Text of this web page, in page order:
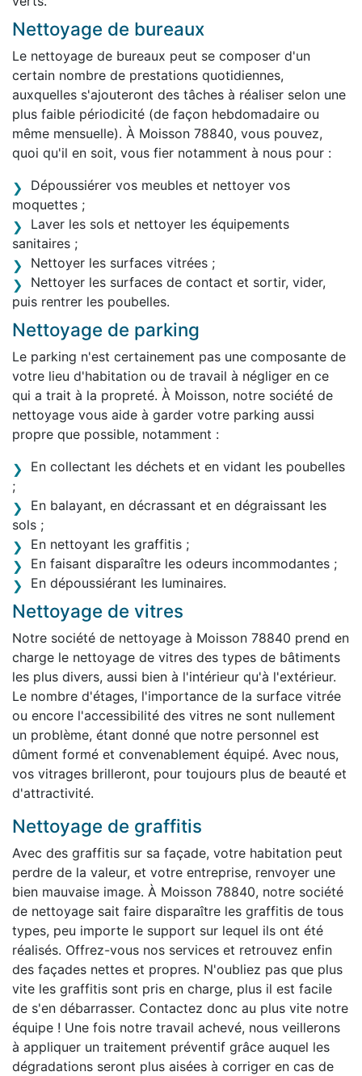
Nettoyage de bureaux
Le nettoyage de bureaux peut se composer d'un
certain nombre de prestations quotidiennes,
auxquelles s'ajouteront des tâches à réaliser selon une
plus faible périodicité (de façon hebdomadaire ou
même mensuelle). À Moisson 78840, vous pouvez,
quoi qu'il en soit, vous fier notamment à nous pour :
Dépoussiérer vos meubles et nettoyer vos
moquettes ;
Laver les sols et nettoyer les équipements
sanitaires ;
Nettoyer les surfaces vitrées ;
Nettoyer les surfaces de contact et sortir, vider,
puis rentrer les poubelles.
Nettoyage de parking
Le parking n'est certainement pas une composante de
votre lieu d'habitation ou de travail à négliger en ce
qui a trait à la propreté. À Moisson, notre société de
nettoyage vous aide à garder votre parking aussi
propre que possible, notamment :
En collectant les déchets et en vidant les poubelles
;
En balayant, en décrassant et en dégraissant les
sols ;
En nettoyant les graffitis ;
En faisant disparaître les odeurs incommodantes ;
En dépoussiérant les luminaires.
Nettoyage de vitres
Notre société de nettoyage à Moisson 78840 prend en
charge le nettoyage de vitres des types de bâtiments
les plus divers, aussi bien à l'intérieur qu'à l'extérieur.
Le nombre d'étages, l'importance de la surface vitrée
ou encore l'accessibilité des vitres ne sont nullement
un problème, étant donné que notre personnel est
dûment formé et convenablement équipé. Avec nous,
vos vitrages brilleront, pour toujours plus de beauté et
d'attractivité.
Nettoyage de graffitis
Avec des graffitis sur sa façade, votre habitation peut
perdre de la valeur, et votre entreprise, renvoyer une
bien mauvaise image. À Moisson 78840, notre société
de nettoyage sait faire disparaître les graffitis de tous
types, peu importe le support sur lequel ils ont été
réalisés. Offrez-vous nos services et retrouvez enfin
des façades nettes et propres. N'oubliez pas que plus
vite les graffitis sont pris en charge, plus il est facile
de s'en débarrasser. Contactez donc au plus vite notre
équipe ! Une fois notre travail achevé, nous veillerons
à appliquer un traitement préventif grâce auquel les
dégradations seront plus aisées à corriger en cas de